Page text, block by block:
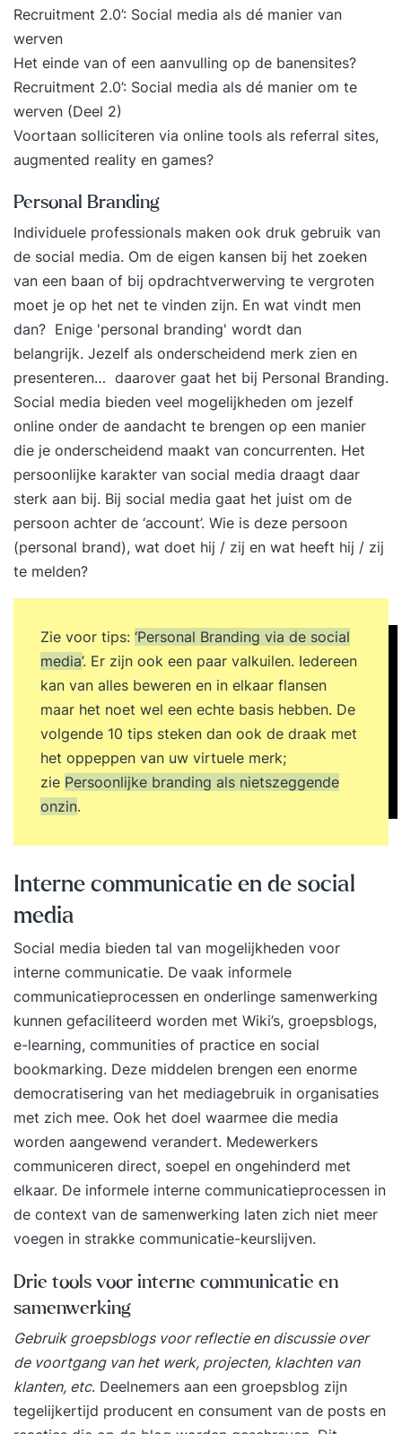
Recruitment 2.0’: Social media als dé manier van
werven
Het einde van of een aanvulling op de banensites?
Recruitment 2.0’: Social media als dé manier om te
werven (Deel 2)
Voortaan solliciteren via online tools als referral sites,
augmented reality en games?
Personal Branding
Individuele professionals maken ook druk gebruik van
de social media. Om de eigen kansen bij het zoeken
van een baan of bij opdrachtverwerving te vergroten
moet je op het net te vinden zijn. En wat vindt men
dan? Enige 'personal branding' wordt dan
belangrijk. Jezelf als onderscheidend merk zien en
presenteren… daarover gaat het bij Personal Branding.
Social media bieden veel mogelijkheden om jezelf
online onder de aandacht te brengen op een manier
die je onderscheidend maakt van concurrenten. Het
persoonlijke karakter van social media draagt daar
sterk aan bij. Bij social media gaat het juist om de
persoon achter de ‘account’. Wie is deze persoon
(personal brand), wat doet hij / zij en wat heeft hij / zij
te melden?
Zie voor tips: ‘Personal Branding via de social
media’. Er zijn ook een paar valkuilen. Iedereen
kan van alles beweren en in elkaar flansen
maar het noet wel een echte basis hebben. De
volgende 10 tips steken dan ook de draak met
het oppeppen van uw virtuele merk;
zie Persoonlijke branding als nietszeggende
onzin.
Interne communicatie en de social
media
Social media bieden tal van mogelijkheden voor
interne communicatie. De vaak informele
communicatieprocessen en onderlinge samenwerking
kunnen gefaciliteerd worden met Wiki’s, groepsblogs,
e-learning, communities of practice en social
bookmarking. Deze middelen brengen een enorme
democratisering van het mediagebruik in organisaties
met zich mee. Ook het doel waarmee die media
worden aangewend verandert. Medewerkers
communiceren direct, soepel en ongehinderd met
elkaar. De informele interne communicatieprocessen in
de context van de samenwerking laten zich niet meer
voegen in strakke communicatie-keurslijven.
Drie tools voor interne communicatie en
samenwerking
Gebruik groepsblogs voor reflectie en discussie over
de voortgang van het werk, projecten, klachten van
klanten, etc. Deelnemers aan een groepsblog zijn
tegelijkertijd producent en consument van de posts en